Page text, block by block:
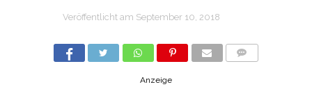
Veröffentlicht am September 10, 2018
Anzeige